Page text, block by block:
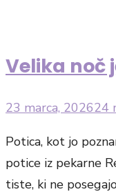
Velika noč
Posted
23 marca, 202624
Potica, kot jo
potice iz pekarne
tiste, ki ne